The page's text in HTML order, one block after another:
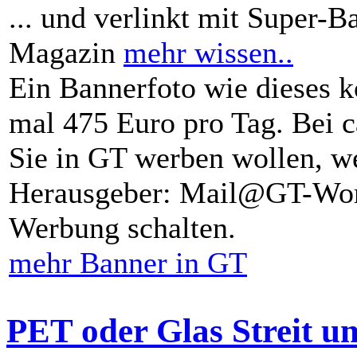
... und verlinkt mit Super-
Magazin mehr wissen..
Ein Bannerfoto wie dieses
mal 475 Euro pro Tag. Bei
Sie in GT werben wollen,
Herausgeber: Mail@GT-
Werbung schalten.
mehr Banner in GT
PET oder Glas Streit